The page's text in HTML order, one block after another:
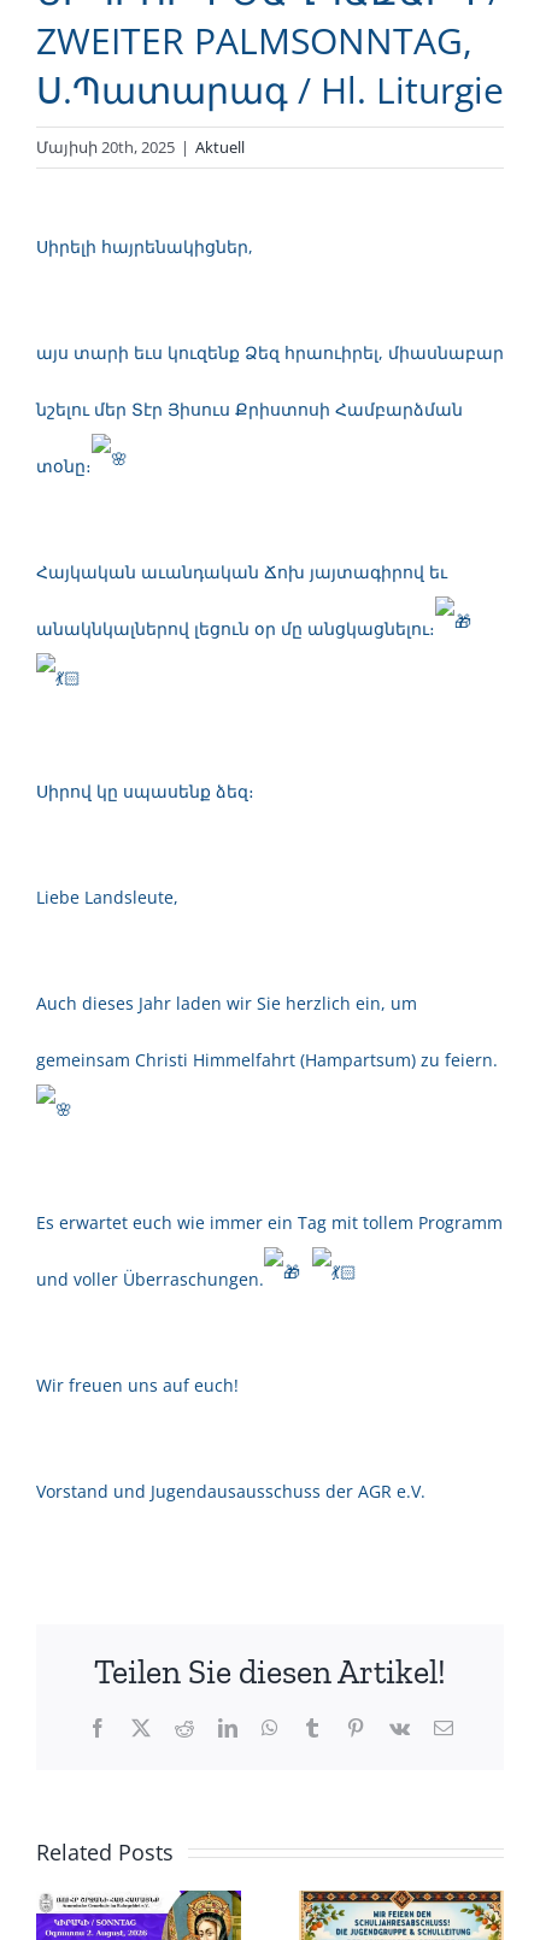
ZWEITER PALMSONNTAG,
Ս.Պատարագ / Hl. Liturgie
Մայիսի 20th, 2025 | Aktuell
Սիրելի հայրենակիցներ,
այս տարի եւս կուզենք Ձեզ հրաուիրել, միասնաբար
նշելու մեր Տէր Յիսուս Քրիստոսի Համբարձման
տօնը։
Հայկական աւանդական Ճոխ յայտագիրով եւ
անակնկալներով լեցուն օր մը անցկացնելու։
Սիրով կը սպասենք ձեզ։
Liebe Landsleute,
Auch dieses Jahr laden wir Sie herzlich ein, um
gemeinsam Christi Himmelfahrt (Hampartsum) zu feiern.
Es erwartet euch wie immer ein Tag mit tollem Programm
und voller Überraschungen.
Wir freuen uns auf euch!
Vorstand und Jugendausausschuss der AGR e.V.
Teilen Sie diesen Artikel!
Facebook
X RedditLinkedInWhatsApp
TumblrPinterest
Vk Email
Related Posts